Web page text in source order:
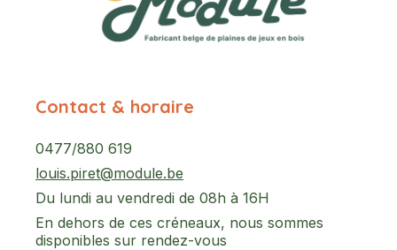
Contact & horaire
0477/880 619
louis.piret@module.be
Du lundi au vendredi de 08h à 16H
En dehors de ces créneaux, nous sommes
disponibles sur rendez-vous